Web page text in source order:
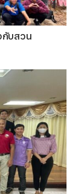
กับสวน